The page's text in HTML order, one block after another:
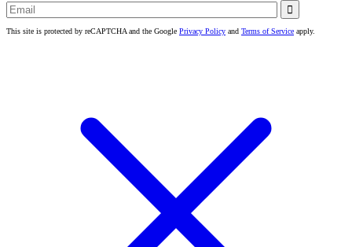

This site is protected by reCAPTCHA and the Google Privacy Policy and Terms of Service apply.